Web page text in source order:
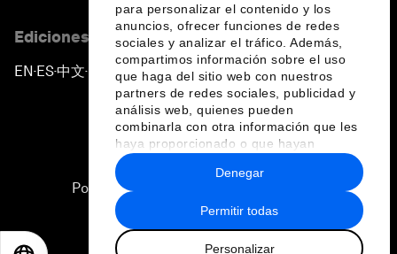
para personalizar el contenido y los
anuncios, ofrecer funciones de redes
sociales y analizar el tráfico. Además,
compartimos información sobre el uso
que haga del sitio web con nuestros
partners de redes sociales, publicidad y
análisis web, quienes pueden
combinarla con otra información que les
haya proporcionado o que hayan
recopilado a partir del uso que haya
hecho de sus servicios.
Permitir todas
Personalizar
Denegar
Ediciones en otros idiomas
EN ▪ES▪中文▪ 日本語
Política de privacidad y normas de uso
Sitemap